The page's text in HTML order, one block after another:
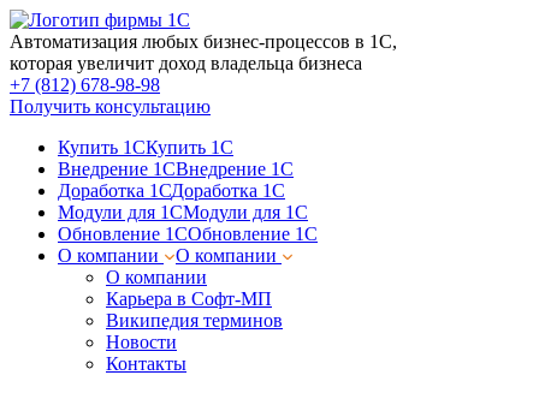
Автоматизация любых бизнес-процессов в 1С,
которая увеличит доход владельца бизнеса
+7 (812) 678-98-98
Получить консультацию
Купить 1СКупить 1С
Внедрение 1СВнедрение 1С
Доработка 1СДоработка 1С
Модули для 1СМодули для 1С
Обновление 1СОбновление 1С
О компании
О компании
О компании
Карьера в Софт-МП
Википедия терминов
Новости
Контакты